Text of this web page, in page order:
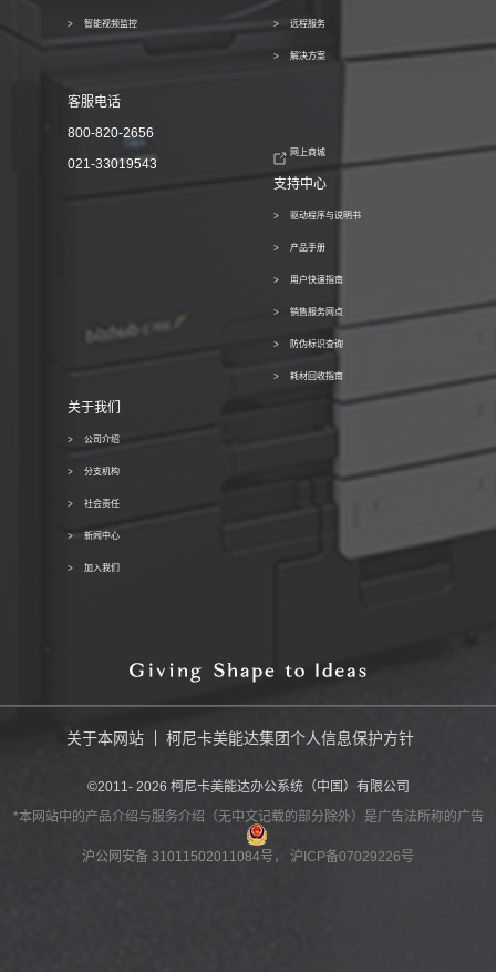
智能视频监控
客服电话
800-820-2656
021-33019543
远程服务
解决方案
网上商城
支持中心
驱动程序与说明书
产品手册
用户快速指南
销售服务网点
防伪标识查询
耗材回收指南
关于我们
公司介绍
分支机构
社会责任
新闻中心
加入我们
关于本网站 柯尼卡美能达集团个人信息保护方针
©2011- 2026 柯尼卡美能达办公系统（中国）有限公司
*本网站中的产品介绍与服务介绍（无中文记载的部分除外）是广告法所称的广告
沪公网安备 31011502011084号 ， 沪ICP备07029226号